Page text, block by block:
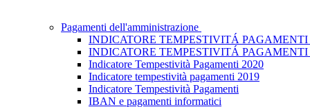
Pagamenti dell'amministrazione
INDICATORE TEMPESTIVITÁ PAGAMENTI
INDICATORE TEMPESTIVITÁ PAGAMENTI
Indicatore Tempestività Pagamenti 2020
Indicatore tempestività pagamenti 2019
Indicatore Tempestività Pagamenti
IBAN e pagamenti informatici